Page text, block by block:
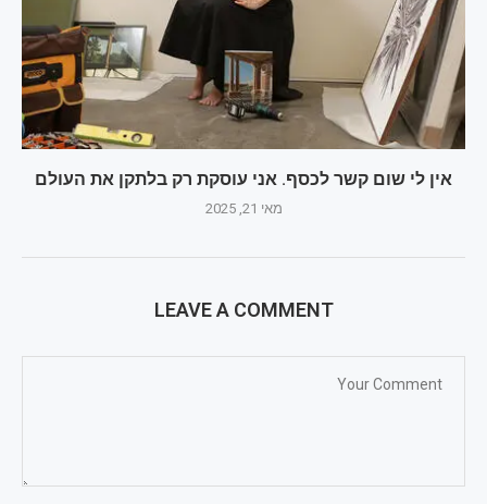
אין לי שום קשר לכסף. אני עוסקת רק בלתקן את העולם
מאי 21, 2025
LEAVE A COMMENT